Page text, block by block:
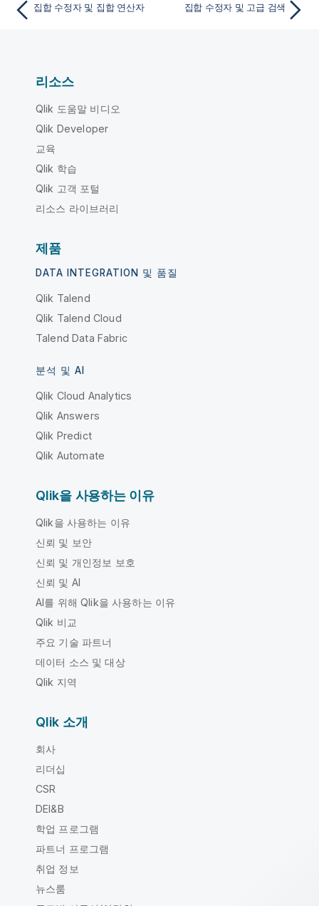
집합 수정자 및 집합 연산자 집합 수정자 및 고급 검색
리소스
Qlik 도움말 비디오
Qlik Developer
교육
Qlik 학습
Qlik 고객 포털
리소스 라이브러리
제품
DATA INTEGRATION 및 품질
Qlik Talend
Qlik Talend Cloud
Talend Data Fabric
분석 및 AI
Qlik Cloud Analytics
Qlik Answers
Qlik Predict
Qlik Automate
Qlik을 사용하는 이유
Qlik을 사용하는 이유
신뢰 및 보안
신뢰 및 개인정보 보호
신뢰 및 AI
AI를 위해 Qlik을 사용하는 이유
Qlik 비교
주요 기술 파트너
데이터 소스 및 대상
Qlik 지역
Qlik 소개
회사
리더십
CSR
DEI&B
학업 프로그램
파트너 프로그램
취업 정보
뉴스룸